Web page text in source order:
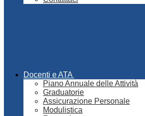
Docenti e ATA
Piano Annuale delle Attività
Graduatorie
Assicurazione Personale
Modulistica